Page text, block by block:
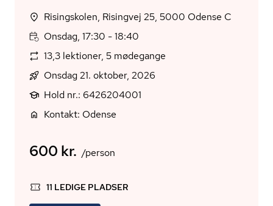
Risingskolen, Risingvej 25, 5000 Odense C
Onsdag, 17:30 - 18:40
13,3 lektioner, 5 mødegange
Onsdag 21. oktober, 2026
Hold nr.: 6426204001
Kontakt: Odense
600 kr. /person
11 LEDIGE PLADSER